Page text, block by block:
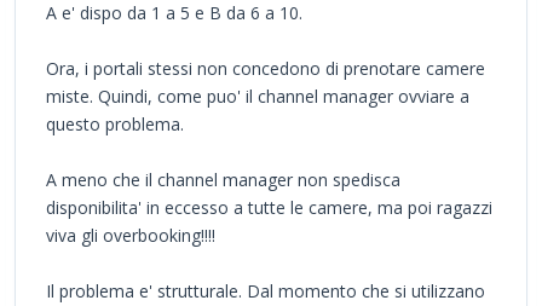
A e' dispo da 1 a 5 e B da 6 a 10.
Ora, i portali stessi non concedono di prenotare camere
miste. Quindi, come puo' il channel manager ovviare a
questo problema.
A meno che il channel manager non spedisca
disponibilita' in eccesso a tutte le camere, ma poi ragazzi
viva gli overbooking!!!!
Il problema e' strutturale. Dal momento che si utilizzano